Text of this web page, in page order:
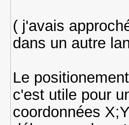
( j'avais
dans un autre
Le
c'est utile pour
coordonnées